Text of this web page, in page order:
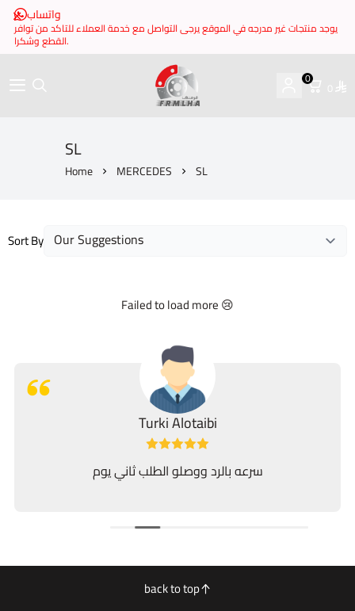
واتساب
يوجد منتجات غير مدرجه في الموقع يرجى التواصل مع خدمة العملاء للتاكد من توافر
القطع وشكرا.
brake it
0
0
SL
Home MERCEDES SL
Sort By
Failed to load more 😢
Turki Alotaibi
سرعه بالرد ووصلو الطلب ثاني يوم
back to top